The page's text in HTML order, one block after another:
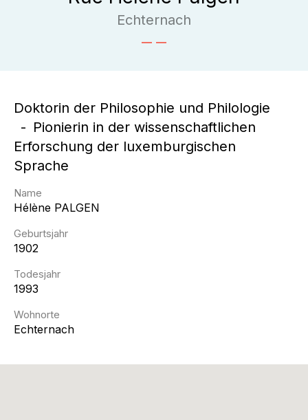
Echternach
Doktorin der Philosophie und Philologie
Pionierin in der wissenschaftlichen
Erforschung der luxemburgischen
Sprache
Name
Hélène PALGEN
Geburtsjahr
1902
Todesjahr
1993
Wohnorte
Echternach